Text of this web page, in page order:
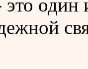
это один